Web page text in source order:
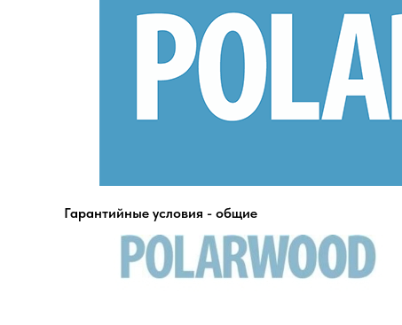
Гарантийные условия - общие